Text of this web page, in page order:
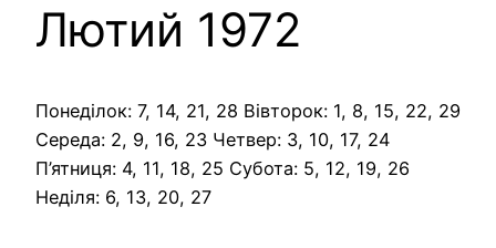
Лютий 1972
Понеділок: 7, 14, 21, 28 Вівторок: 1, 8, 15, 22, 29
Середа: 2, 9, 16, 23 Четвер: 3, 10, 17, 24
П’ятниця: 4, 11, 18, 25 Субота: 5, 12, 19, 26
Неділя: 6, 13, 20, 27